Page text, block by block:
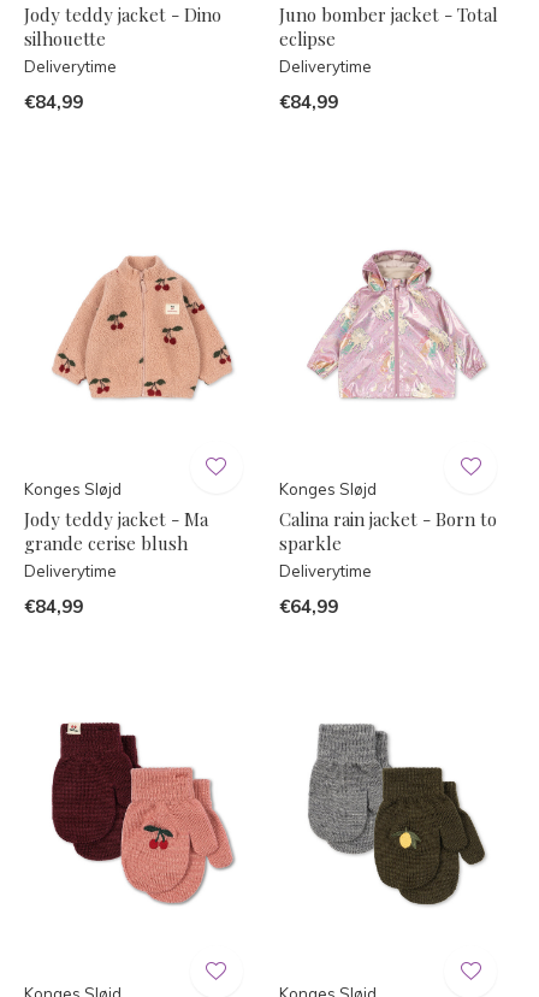
Jody teddy jacket - Dino
silhouette
Deliverytime
€84,99
Juno bomber jacket - Total
eclipse
Deliverytime
€84,99
Konges Sløjd
Jody teddy jacket - Ma
grande cerise blush
Deliverytime
€84,99
Konges Sløjd
Calina rain jacket - Born to
sparkle
Deliverytime
€64,99
Konges Sløjd Konges Sløjd